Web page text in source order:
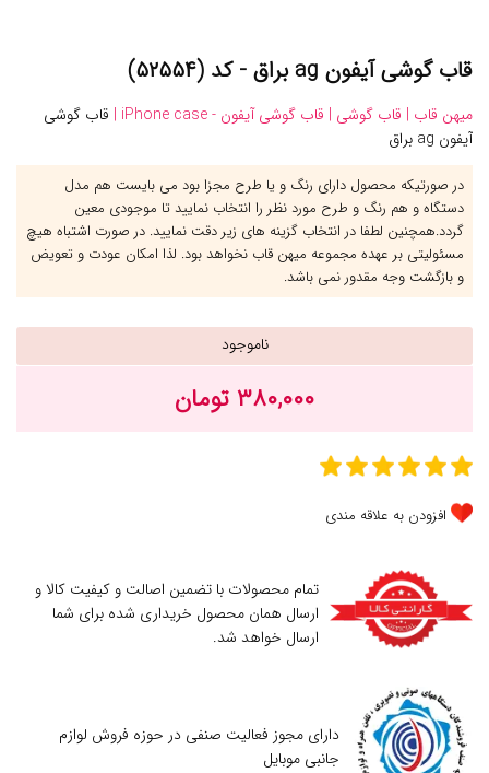
قاب گوشی آیفون ag براق - کد (۵۲۵۵۴)
میهن قاب | قاب گوشی | قاب گوشی آیفون - iPhone case |
قاب گوشی
آیفون ag براق
در صورتیکه محصول دارای رنگ و یا طرح مجزا بود می بایست هم مدل
دستگاه و هم رنگ و طرح مورد نظر را انتخاب نمایید تا موجودی معین
گردد.همچنین لطفا در انتخاب گزینه های زیر دقت نمایید. در صورت اشتباه هیچ
مسئولیتی بر عهده مجموعه میهن قاب نخواهد بود. لذا امکان عودت و تعویض
و بازگشت وجه مقدور نمی باشد.
ناموجود
۳۸۰,۰۰۰ تومان
افزودن به علاقه مندی
تمام محصولات با تضمین اصالت و کیفیت کالا و
ارسال همان محصول خریداری شده برای شما
ارسال خواهد شد.
دارای مجوز فعالیت صنفی در حوزه فروش لوازم
جانبی موبایل